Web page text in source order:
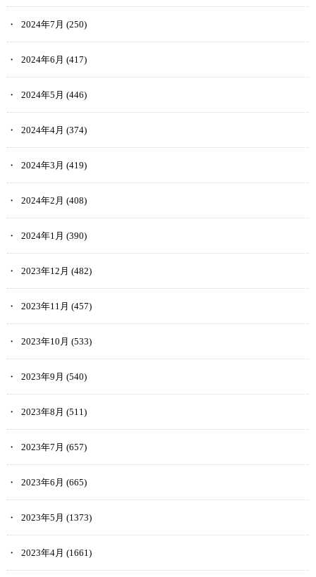
2024年7月 (250)
2024年6月 (417)
2024年5月 (446)
2024年4月 (374)
2024年3月 (419)
2024年2月 (408)
2024年1月 (390)
2023年12月 (482)
2023年11月 (457)
2023年10月 (533)
2023年9月 (540)
2023年8月 (511)
2023年7月 (657)
2023年6月 (665)
2023年5月 (1373)
2023年4月 (1661)